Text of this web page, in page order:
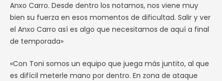
Anxo Carro. Desde dentro los notamos, nos viene muy
bien su fuerza en esos momentos de dificultad. Salir y ver
el Anxo Carro así es algo que necesitamos de aquí a final
de temporada»
«Con Toni somos un equipo que juega más juntito, al que
es difícil meterle mano por dentro. En zona de ataque